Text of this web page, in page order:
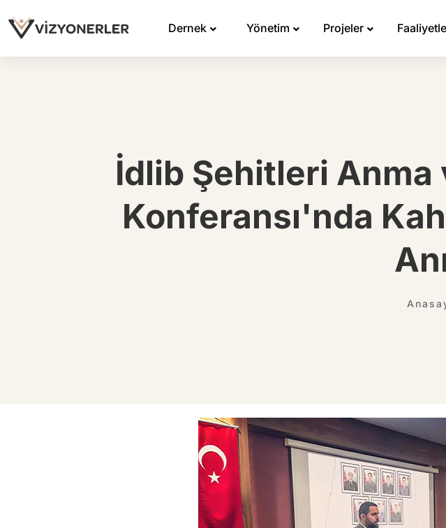
Dernek Yönetim Projeler
İdlib Şehitleri
Konferansı'nda